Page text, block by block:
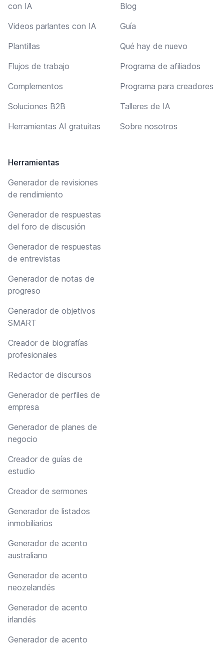
con IA
Videos parlantes con IA
Plantillas
Flujos de trabajo
Complementos
Soluciones B2B
Herramientas AI gratuitas
Herramientas
Generador de revisiones
de rendimiento
Generador de respuestas
del foro de discusión
Generador de respuestas
de entrevistas
Generador de notas de
progreso
Generador de objetivos
SMART
Creador de biografías
profesionales
Redactor de discursos
Generador de perfiles de
empresa
Generador de planes de
negocio
Creador de guías de
estudio
Creador de sermones
Generador de listados
inmobiliarios
Generador de acento
australiano
Generador de acento
neozelandés
Generador de acento
irlandés
Generador de acento
Blog
Guía
Qué hay de nuevo
Programa de afiliados
Programa para creadores
Talleres de IA
Sobre nosotros